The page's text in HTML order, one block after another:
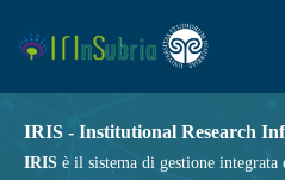
IRIS - Institutional Research
IRIS è il sistema di gestione